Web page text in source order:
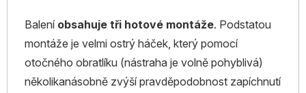
Balení obsahuje tři hotové montáže. Podstatou
montáže je velmi ostrý háček, který pomocí
otočného obratlíku (nástraha je volně pohyblivá)
několikanásobně zvýší pravděpodobnost zapíchnutí